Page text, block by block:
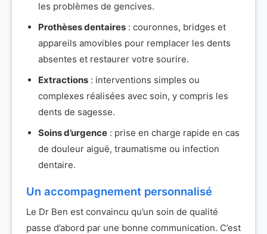
les problèmes de gencives.
Prothèses dentaires : couronnes, bridges et
appareils amovibles pour remplacer les dents
absentes et restaurer votre sourire.
Extractions : interventions simples ou
complexes réalisées avec soin, y compris les
dents de sagesse.
Soins d’urgence : prise en charge rapide en cas
de douleur aiguë, traumatisme ou infection
dentaire.
Un accompagnement personnalisé
Le Dr Ben est convaincu qu’un soin de qualité
passe d’abord par une bonne communication. C’est